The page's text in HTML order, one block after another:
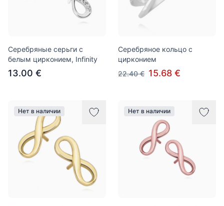
Серебряные серьги с
белым цирконием, Infinity
13.00 €
Серебряное кольцо с
цирконием
22.40 € 15.68 €
Нет в наличии Нет в наличии